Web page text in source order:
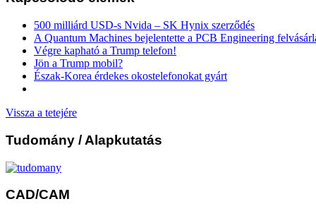
500 milliárd USD-s Nvida – SK Hynix szerződés
A Quantum Machines bejelentette a PCB Engineering
Végre kapható a Trump telefon!
Jön a Trump mobil?
Észak-Korea érdekes okostelefonokat gyárt
Vissza a tetejére
Tudomány / Alapkutatás
CAD/CAM